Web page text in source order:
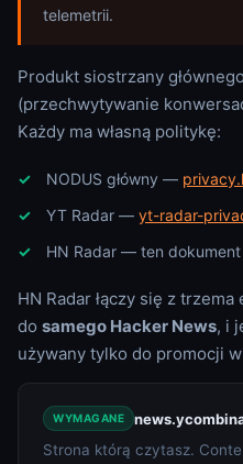
telemetrii.
Produkt siostrzany
(przechwytywanie
Każdy ma własną politykę:
NODUS główny —
YT Radar — yt-radar-
HN Radar — ten dokument
HN Radar łączy się z
do samego Hacker News, i
używany tylko do promocji
WYMAGANE
Strona którą czytasz.